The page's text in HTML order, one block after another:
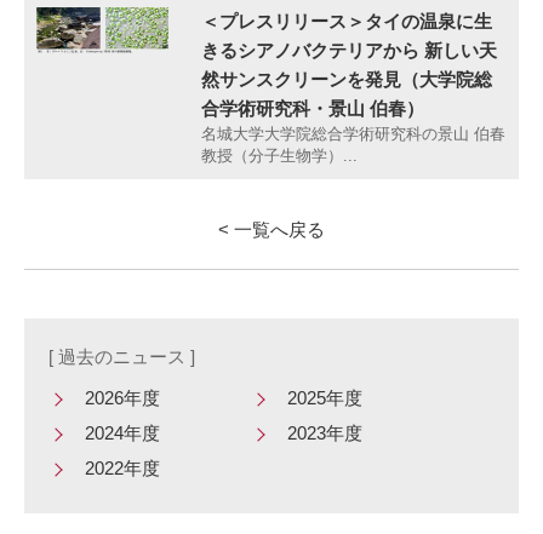
＜プレスリリース＞タイの温泉に生
きるシアノバクテリアから 新しい天
然サンスクリーンを発見（大学院総
合学術研究科・景山 伯春）
名城大学大学院総合学術研究科の景山 伯春
教授（分子生物学）...
< 一覧へ戻る
[ 過去のニュース ]
2026年度
2025年度
2024年度
2023年度
2022年度